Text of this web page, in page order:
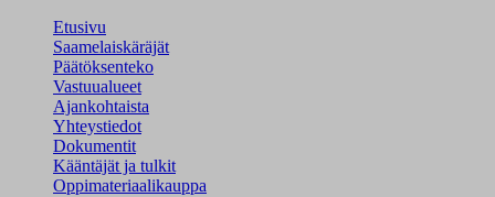
Etusivu
Saamelaiskäräjät
Päätöksenteko
Vastuualueet
Ajankohtaista
Yhteystiedot
Dokumentit
Kääntäjät ja tulkit
Oppimateriaalikauppa